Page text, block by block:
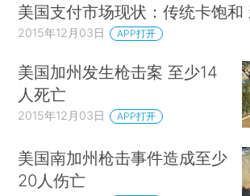
美国支付市场现状：传统卡饱和
2015年12月03日 APP打开
美国加州发生枪击案 至少14
人死亡
2015年12月03日 APP打开
美国南加州枪击事件造成至少
20人伤亡